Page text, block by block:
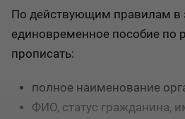
По действующим правилам в
единовременное пособие по
прописать:
полное наименование
ФИО, статус гражданина,